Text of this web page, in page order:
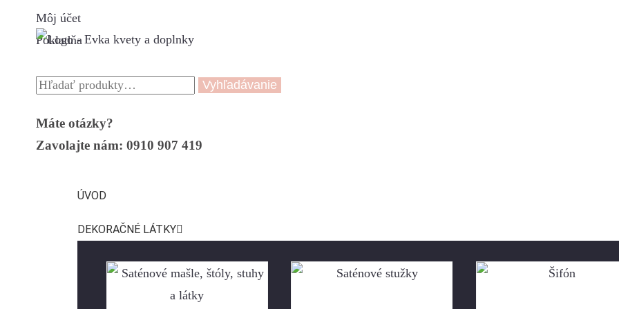
Môj účet
Pokladňa
Vyhľadávanie
Máte otázky?
Zavolajte nám: 0910 907 419
ÚVOD
DEKORAČNÉ LÁTKY